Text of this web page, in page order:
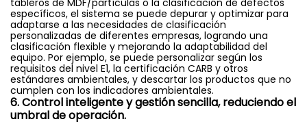
tableros de MDF/partículas o la clasificación de defectos
específicos, el sistema se puede depurar y optimizar para
adaptarse a las necesidades de clasificación
personalizadas de diferentes empresas, logrando una
clasificación flexible y mejorando la adaptabilidad del
equipo. Por ejemplo, se puede personalizar según los
requisitos del nivel E1, la certificación CARB y otros
estándares ambientales, y descartar los productos que no
cumplen con los indicadores ambientales.
6. Control inteligente y gestión sencilla, reduciendo el
umbral de operación.